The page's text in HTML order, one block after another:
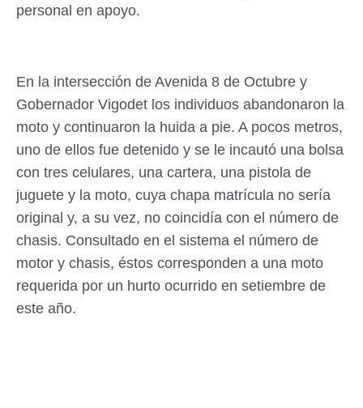
personal en apoyo.
En la intersección de Avenida 8 de Octubre y
Gobernador Vigodet los individuos abandonaron la
moto y continuaron la huida a pie. A pocos metros,
uno de ellos fue detenido y se le incautó una bolsa
con tres celulares, una cartera, una pistola de
juguete y la moto, cuya chapa matrícula no sería
original y, a su vez, no coincidía con el número de
chasis. Consultado en el sistema el número de
motor y chasis, éstos corresponden a una moto
requerida por un hurto ocurrido en setiembre de
este año.